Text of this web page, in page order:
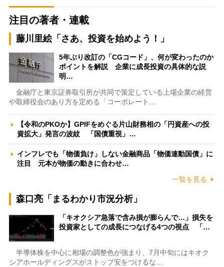
注目の著者・連載
藤川里絵「さあ、投資を始めよう！」
5年ぶり改訂の「CGコード」、何が変わったのか
ポイントを解説 企業に成長投資の具体的な説
明…
金融庁と東京証券取引所が共同で策定している上場企業の経営
や取締役会のあり方を定める「コーポレート…
【令和のPKOか】GPIFをめぐる片山財務相の「円資産への投
資拡大」発言の波紋 「国債重視」…
インフレでも「物価負け」しない金融商品「物価連動国債」に
注目 元本が物価の動きに合わせ…
一覧を見る
森口亮「まるわかり市況分析」
「キオクシア急落で含み損が膨らんで…」損失を
投資家としての成長につなげる4つの視点 「…
半導体株を中心に相場の調整色が強まり、7月中旬にはキオク
シアホールディングスがストップ安をつけるな…